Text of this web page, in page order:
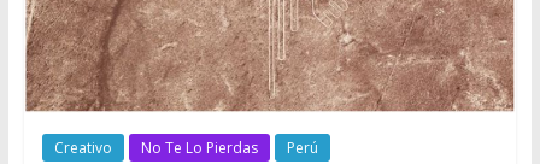
Creativo No Te Lo Pierdas Perú